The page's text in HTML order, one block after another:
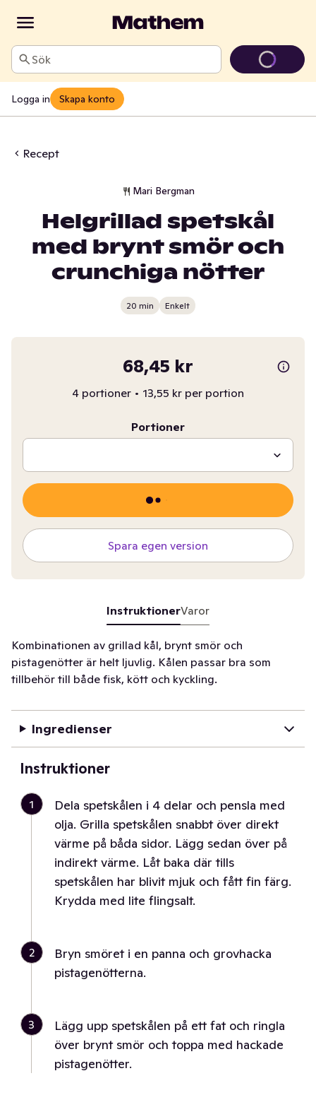
Sök
Logga in Skapa konto
Recept
Mari Bergman
Helgrillad spetskål
med brynt smör och
crunchiga nötter
20 min Enkelt
68,45 kr
4 portioner • 13,55 kr per portion
Portioner
Spara egen version
InstruktionerVaror
Kombinationen av grillad kål, brynt smör och
pistagenötter är helt ljuvlig. Kålen passar bra som
tillbehör till både fisk, kött och kyckling.
Ingredienser
Instruktioner
1
Dela spetskålen i 4 delar och pensla med
olja. Grilla spetskålen snabbt över direkt
värme på båda sidor. Lägg sedan över på
indirekt värme. Låt baka där tills
spetskålen har blivit mjuk och fått fin färg.
Krydda med lite flingsalt.
2
Bryn smöret i en panna och grovhacka
pistagenötterna.
3
Lägg upp spetskålen på ett fat och ringla
över brynt smör och toppa med hackade
pistagenötter.